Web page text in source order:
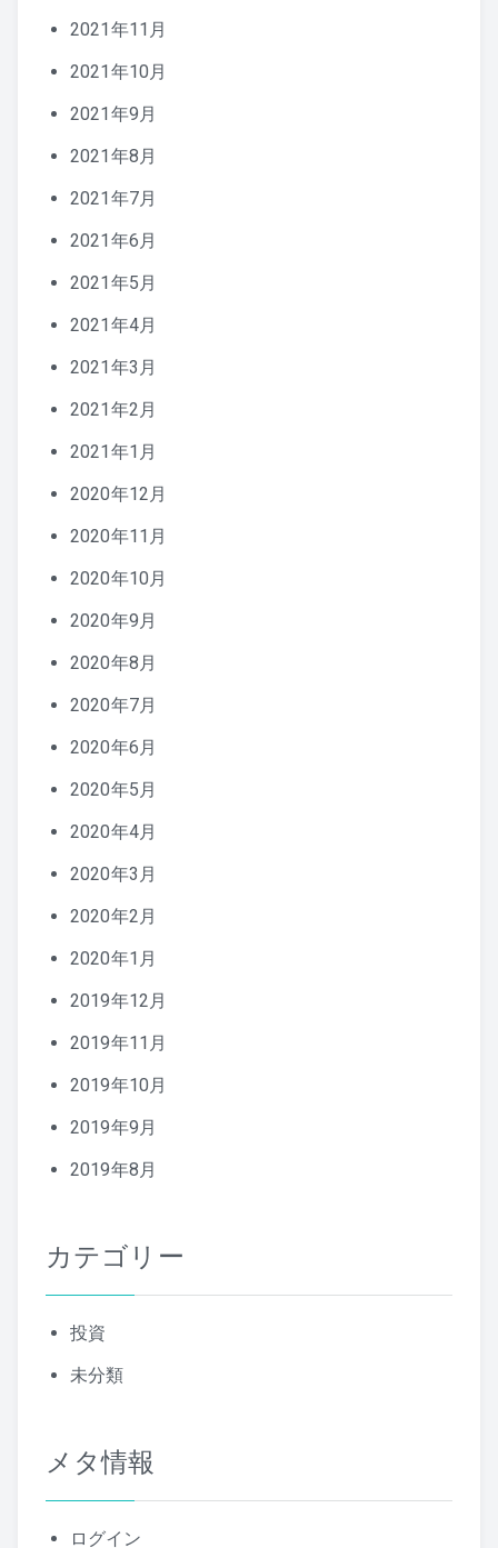
2021年11月
2021年10月
2021年9月
2021年8月
2021年7月
2021年6月
2021年5月
2021年4月
2021年3月
2021年2月
2021年1月
2020年12月
2020年11月
2020年10月
2020年9月
2020年8月
2020年7月
2020年6月
2020年5月
2020年4月
2020年3月
2020年2月
2020年1月
2019年12月
2019年11月
2019年10月
2019年9月
2019年8月
カテゴリー
投資
未分類
メタ情報
ログイン